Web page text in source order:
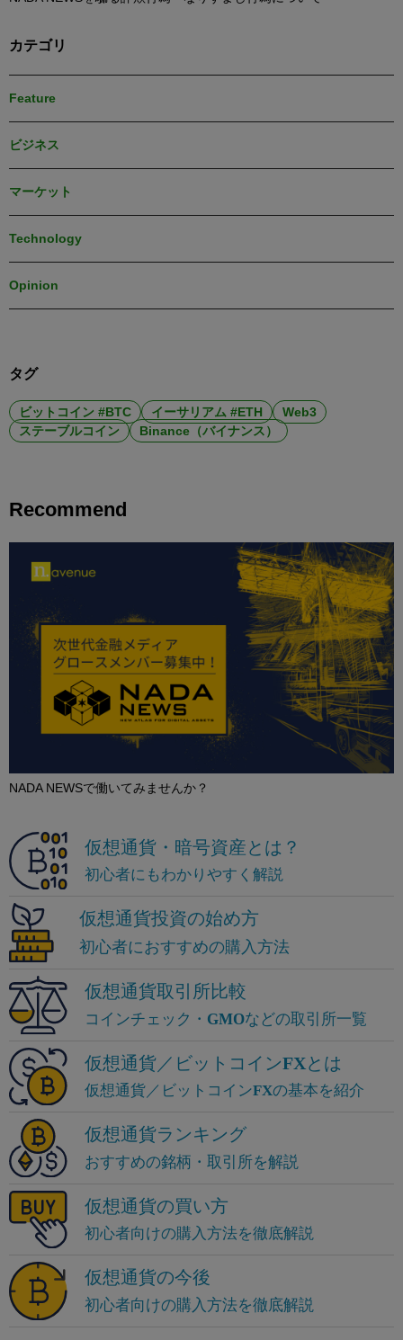
カテゴリ
Feature
ビジネス
マーケット
Technology
Opinion
タグ
ビットコイン #BTC イーサリアム #ETH
Web3
ステーブルコイン
Binance（バイナンス）
Recommend
NADA NEWSで働いてみませんか？